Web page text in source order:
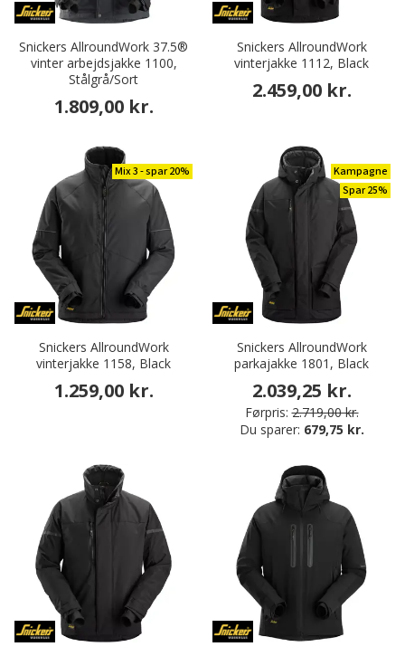
Snickers AllroundWork 37.5®
vinter arbejdsjakke 1100,
Stålgrå/Sort
1.809,00 kr.
Snickers AllroundWork
vinterjakke 1112, Black
2.459,00 kr.
Mix 3 - spar 20%
Snickers AllroundWork
vinterjakke 1158, Black
1.259,00 kr.
Kampagne
Spar 25%
Snickers AllroundWork
parkajakke 1801, Black
2.039,25 kr.
Førpris: 2.719,00 kr.
Du sparer: 679,75 kr.